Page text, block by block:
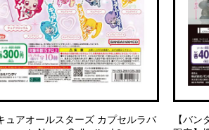
ュアオールスターズ カプセルラバ
【バ